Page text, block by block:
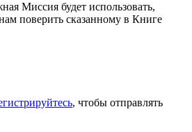
Миссия будет использовать,
поверить сказанному в Книге
, чтобы отправлять